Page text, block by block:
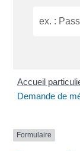
Accueil
Demande de
Formulaire